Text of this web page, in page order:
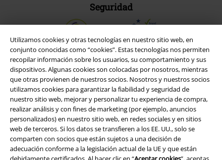
Utilizamos cookies y otras tecnologías en nuestro sitio web, en
conjunto conocidas como “cookies”. Estas tecnologías nos permiten
recopilar información sobre los usuarios, su comportamiento y sus
dispositivos. Algunas cookies son colocadas por nosotros, mientras
que otras provienen de nuestros socios. Nosotros y nuestros socios
utilizamos cookies para garantizar la fiabilidad y seguridad de
nuestro sitio web, mejorar y personalizar tu experiencia de compra,
realizar análisis y con fines de marketing (por ejemplo, anuncios
personalizados) en nuestro sitio web, en redes sociales y en sitios
web de terceros. Si los datos se transfieren a los EE. UU., solo se
comparten con socios que están sujetos a una decisión de
adecuación conforme a la legislación actual de la UE y que están
Seguridad
Legal